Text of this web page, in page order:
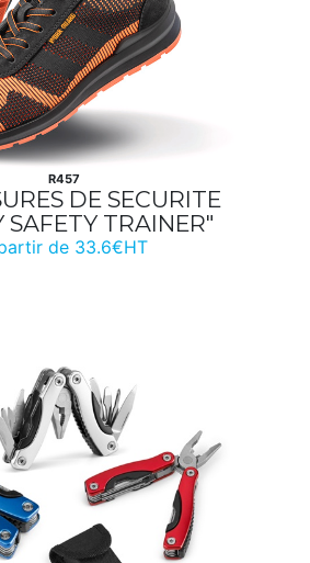
R457
DE SECURITE
SAFETY TRAINER"
de 33.6€HT